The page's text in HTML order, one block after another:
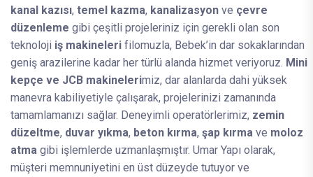
kanal kazısı, temel kazma, kanalizasyon ve çevre
düzenleme gibi çeşitli projeleriniz için gerekli olan son
teknoloji iş makineleri filomuzla, Bebek’in dar sokaklarından
geniş arazilerine kadar her türlü alanda hizmet veriyoruz. Mini
kepçe ve JCB makinelerimiz, dar alanlarda dahi yüksek
manevra kabiliyetiyle çalışarak, projelerinizi zamanında
tamamlamanızı sağlar. Deneyimli operatörlerimiz, zemin
düzeltme, duvar yıkma, beton kırma, şap kırma ve moloz
atma gibi işlemlerde uzmanlaşmıştır. Umar Yapı olarak,
müşteri memnuniyetini en üst düzeyde tutuyor ve